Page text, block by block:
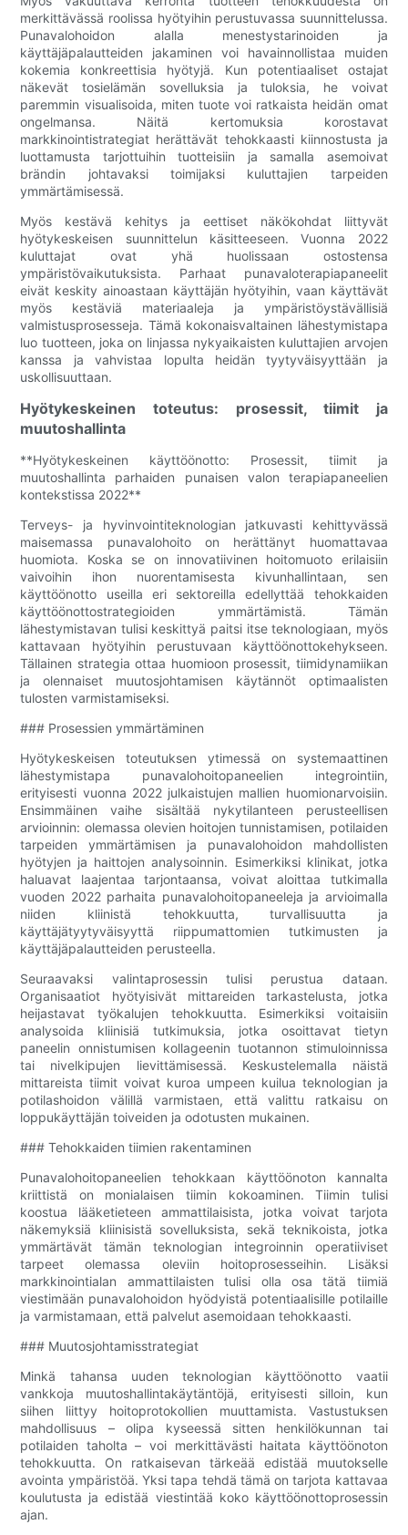
merkittävässä roolissa hyötyihin perustuvassa suunnittelussa.
Punavalohoidon alalla menestystarinoiden ja
käyttäjäpalautteiden jakaminen voi havainnollistaa muiden
kokemia konkreettisia hyötyjä. Kun potentiaaliset ostajat
näkevät tosielämän sovelluksia ja tuloksia, he voivat
paremmin visualisoida, miten tuote voi ratkaista heidän omat
ongelmansa. Näitä kertomuksia korostavat
markkinointistrategiat herättävät tehokkaasti kiinnostusta ja
luottamusta tarjottuihin tuotteisiin ja samalla asemoivat
brändin johtavaksi toimijaksi kuluttajien tarpeiden
ymmärtämisessä.
Myös kestävä kehitys ja eettiset näkökohdat liittyvät
hyötykeskeisen suunnittelun käsitteeseen. Vuonna 2022
kuluttajat ovat yhä huolissaan ostostensa
ympäristövaikutuksista. Parhaat punavaloterapiapaneelit
eivät keskity ainoastaan ​​käyttäjän hyötyihin, vaan käyttävät
myös kestäviä materiaaleja ja ympäristöystävällisiä
valmistusprosesseja. Tämä kokonaisvaltainen lähestymistapa
luo tuotteen, joka on linjassa nykyaikaisten kuluttajien arvojen
kanssa ja vahvistaa lopulta heidän tyytyväisyyttään ja
uskollisuuttaan.
Hyötykeskeinen toteutus: prosessit, tiimit ja
muutoshallinta
**Hyötykeskeinen käyttöönotto: Prosessit, tiimit ja
muutoshallinta parhaiden punaisen valon terapiapaneelien
kontekstissa 2022**
Terveys- ja hyvinvointiteknologian jatkuvasti kehittyvässä
maisemassa punavalohoito on herättänyt huomattavaa
huomiota. Koska se on innovatiivinen hoitomuoto erilaisiin
vaivoihin ihon nuorentamisesta kivunhallintaan, sen
käyttöönotto useilla eri sektoreilla edellyttää tehokkaiden
käyttöönottostrategioiden ymmärtämistä. Tämän
lähestymistavan tulisi keskittyä paitsi itse teknologiaan, myös
kattavaan hyötyihin perustuvaan käyttöönottokehykseen.
Tällainen strategia ottaa huomioon prosessit, tiimidynamiikan
ja olennaiset muutosjohtamisen käytännöt optimaalisten
tulosten varmistamiseksi.
### Prosessien ymmärtäminen
Hyötykeskeisen toteutuksen ytimessä on systemaattinen
lähestymistapa punavalohoitopaneelien integrointiin,
erityisesti vuonna 2022 julkaistujen mallien huomionarvoisiin.
Ensimmäinen vaihe sisältää nykytilanteen perusteellisen
arvioinnin: olemassa olevien hoitojen tunnistamisen, potilaiden
tarpeiden ymmärtämisen ja punavalohoidon mahdollisten
hyötyjen ja haittojen analysoinnin. Esimerkiksi klinikat, jotka
haluavat laajentaa tarjontaansa, voivat aloittaa tutkimalla
vuoden 2022 parhaita punavalohoitopaneeleja ja arvioimalla
niiden kliinistä tehokkuutta, turvallisuutta ja
käyttäjätyytyväisyyttä riippumattomien tutkimusten ja
käyttäjäpalautteiden perusteella.
Seuraavaksi valintaprosessin tulisi perustua dataan.
Organisaatiot hyötyisivät mittareiden tarkastelusta, jotka
heijastavat työkalujen tehokkuutta. Esimerkiksi voitaisiin
analysoida kliinisiä tutkimuksia, jotka osoittavat tietyn
paneelin onnistumisen kollageenin tuotannon stimuloinnissa
tai nivelkipujen lievittämisessä. Keskustelemalla näistä
mittareista tiimit voivat kuroa umpeen kuilua teknologian ja
potilashoidon välillä varmistaen, että valittu ratkaisu on
loppukäyttäjän toiveiden ja odotusten mukainen.
### Tehokkaiden tiimien rakentaminen
Punavalohoitopaneelien tehokkaan käyttöönoton kannalta
kriittistä on monialaisen tiimin kokoaminen. Tiimin tulisi
koostua lääketieteen ammattilaisista, jotka voivat tarjota
näkemyksiä kliinisistä sovelluksista, sekä teknikoista, jotka
ymmärtävät tämän teknologian integroinnin operatiiviset
tarpeet olemassa oleviin hoitoprosesseihin. Lisäksi
markkinointialan ammattilaisten tulisi olla osa tätä tiimiä
viestimään punavalohoidon hyödyistä potentiaalisille potilaille
ja varmistamaan, että palvelut asemoidaan tehokkaasti.
### Muutosjohtamisstrategiat
Minkä tahansa uuden teknologian käyttöönotto vaatii
vankkoja muutoshallintakäytäntöjä, erityisesti silloin, kun
siihen liittyy hoitoprotokollien muuttamista. Vastustuksen
mahdollisuus – olipa kyseessä sitten henkilökunnan tai
potilaiden taholta – voi merkittävästi haitata käyttöönoton
tehokkuutta. On ratkaisevan tärkeää edistää muutokselle
avointa ympäristöä. Yksi tapa tehdä tämä on tarjota kattavaa
koulutusta ja edistää viestintää koko käyttöönottoprosessin
ajan.